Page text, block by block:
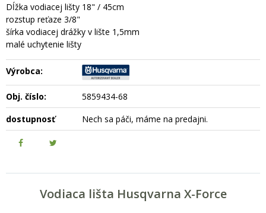
Dĺžka vodiacej lišty 18" / 45cm
rozstup reťaze 3/8"
šírka vodiacej drážky v lište 1,5mm
malé uchytenie lišty
Výrobca:
Obj. číslo:
5859434-68
dostupnosť
Nech sa páči, máme na predajni.
Vodiaca lišta Husqvarna X-Force